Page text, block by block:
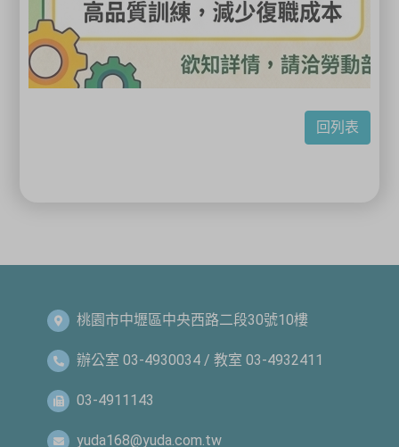
回列表
桃園市中壢區中央西路二段30號10樓
辦公室 03-4930034 / 教室 03-4932411
03-4911143
yuda168@yuda.com.tw
關閉